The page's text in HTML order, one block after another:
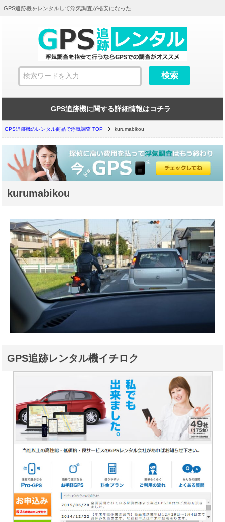
GPS追跡機をレンタルして浮気調査が格安になった
GPS追跡機に関する詳細情報はコチラ
GPS追跡機のレンタル商品で浮気調査 TOP kurumabikou
kurumabikou
GPS追跡レンタル機イチロク